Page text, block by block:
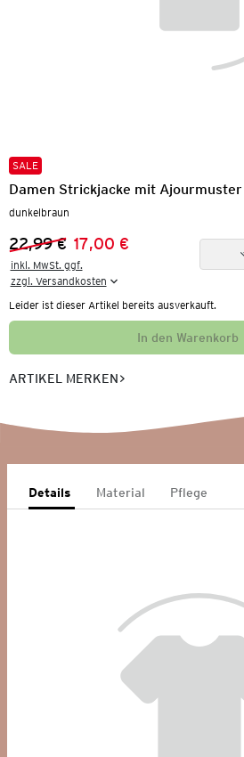
SALE
Damen Strickjacke mit Ajourmuster
dunkelbraun
Vorheriger Preis:
22,99 €
Neuer Preis:17,00 €
inkl. MwSt. ggf.
zzgl. Versandkosten
Leider ist dieser Artikel bereits ausverkauft.
In den Warenkorb
ARTIKEL MERKEN
Details Material Pflege